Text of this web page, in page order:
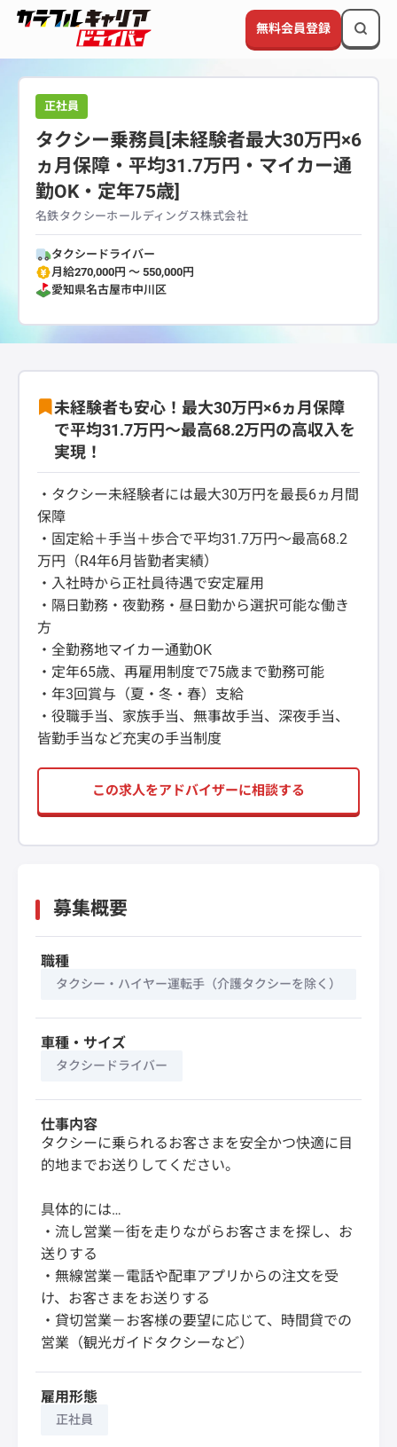
無料会員登録
正社員
タクシー乗務員[未経験者最大30万円×6
ヵ月保障・平均31.7万円・マイカー通
勤OK・定年75歳]
名鉄タクシーホールディングス株式会社
タクシードライバー
月給270,000円 〜 550,000円
愛知県名古屋市中川区
未経験者も安心！最大30万円×6ヵ月保障
で平均31.7万円～最高68.2万円の高収入を
実現！
・タクシー未経験者には最大30万円を最長6ヵ月間
保障
・固定給＋手当＋歩合で平均31.7万円～最高68.2
万円（R4年6月皆勤者実績）
・入社時から正社員待遇で安定雇用
・隔日勤務・夜勤務・昼日勤から選択可能な働き
方
・全勤務地マイカー通勤OK
・定年65歳、再雇用制度で75歳まで勤務可能
・年3回賞与（夏・冬・春）支給
・役職手当、家族手当、無事故手当、深夜手当、
皆勤手当など充実の手当制度
この求人をアドバイザーに相談する
募集概要
職種
タクシー・ハイヤー運転手（介護タクシーを除く）
車種・サイズ
タクシードライバー
仕事内容
タクシーに乗られるお客さまを安全かつ快適に目
的地までお送りしてください。
具体的には…
・流し営業－街を走りながらお客さまを探し、お
送りする
・無線営業－電話や配車アプリからの注文を受
け、お客さまをお送りする
・貸切営業－お客様の要望に応じて、時間貸での
営業（観光ガイドタクシーなど）
雇用形態
正社員